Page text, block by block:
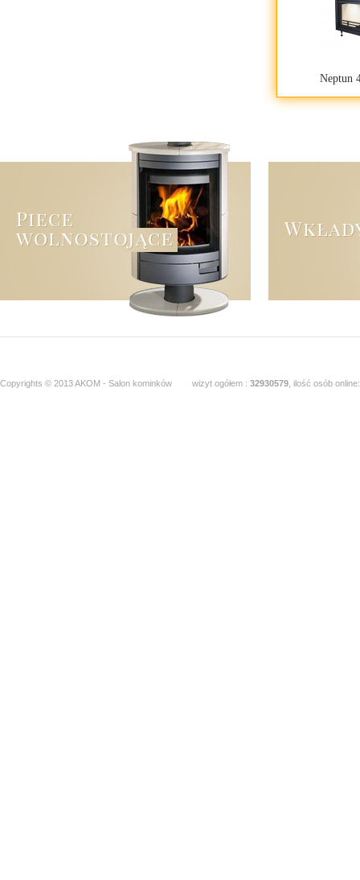
Neptun
Copyrights © 2013 AKOM - Salon kominków wizyt ogółem : 32930579 , ilość osób